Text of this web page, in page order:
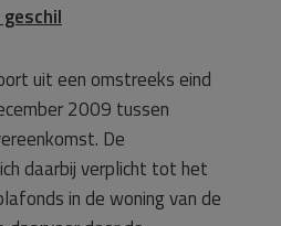
uit een omstreeks eind
2009 tussen
De
daarbij verplicht tot het
in de woning van de